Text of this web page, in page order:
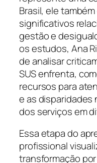
Brasil, ele
significativos
gestão e
os estudos, Ana
de analisar
SUS enfrenta,
recursos para
e as disparidades
dos serviços em
Essa etapa do
profissional
transformação